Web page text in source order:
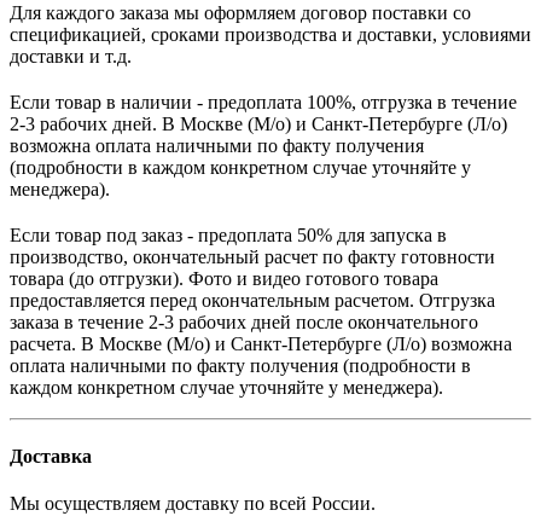
Для каждого заказа мы оформляем договор поставки со
спецификацией, сроками производства и доставки, условиями
доставки и т.д.
Если товар в наличии - предоплата 100%, отгрузка в течение
2-3 рабочих дней. В Москве (М/о) и Санкт-Петербурге (Л/о)
возможна оплата наличными по факту получения
(подробности в каждом конкретном случае уточняйте у
менеджера).
Если товар под заказ - предоплата 50% для запуска в
производство, окончательный расчет по факту готовности
товара (до отгрузки). Фото и видео готового товара
предоставляется перед окончательным расчетом. Отгрузка
заказа в течение 2-3 рабочих дней после окончательного
расчета. В Москве (М/о) и Санкт-Петербурге (Л/о) возможна
оплата наличными по факту получения (подробности в
каждом конкретном случае уточняйте у менеджера).
Доставка
Мы осуществляем доставку по всей России.